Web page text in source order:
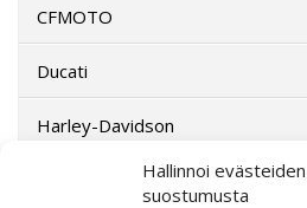
Hallinnoi evästeiden
suostumusta
CFMOTO
Ducati
Harley-Davidson
Indian Motorcycle